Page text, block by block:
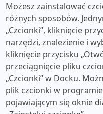
Możesz zainstalować
różnych sposobów.
„Czcionki”, kliknięcie
narzędzi, znalezienie i
kliknięcie przycisku
przeciągnięcie pliku
„Czcionki” w Docku.
plik czcionki w
pojawiającym się oknie